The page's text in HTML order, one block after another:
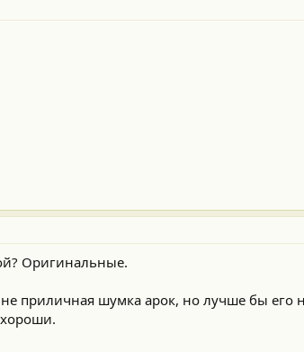
Оригинальные.
приличная шумка арок, но лучше бы